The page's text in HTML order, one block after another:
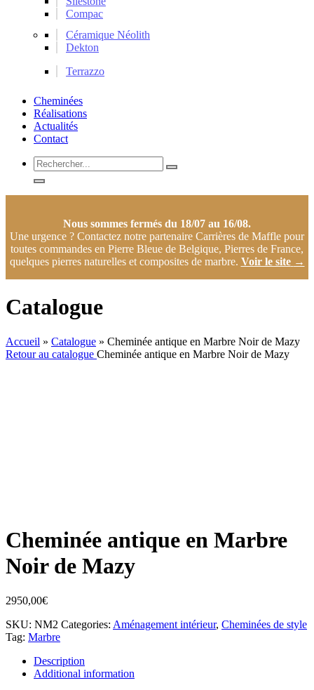
Compac
Céramique Néolith
Dekton
Terrazzo
Cheminées
Réalisations
Actualités
Contact
Rechercher...
Nous sommes fermés du 18/07 au 16/08.
Une urgence ? Contactez notre partenaire Carrières de Maffle pour
toutes commandes en Pierre Bleue de Belgique, Pierres de France,
quelques pierres naturelles et composites de marbre. Voir le site →
Catalogue
Accueil » Catalogue » Cheminée antique en Marbre Noir de Mazy
Retour au catalogue Cheminée antique en Marbre Noir de Mazy
Cheminée antique en Marbre
Noir de Mazy
2950,00€
SKU: NM2 Categories: Aménagement intérieur, Cheminées de style
Tag: Marbre
Description
Additional information